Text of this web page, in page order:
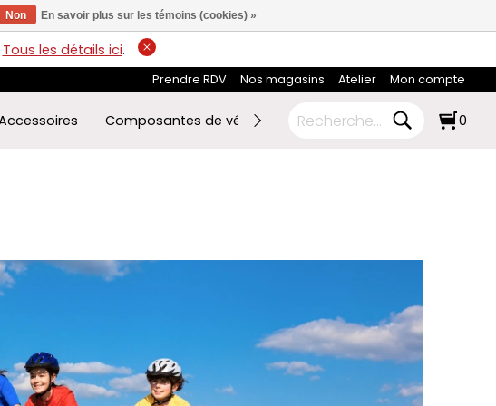
Tous les détails ici.
Prendre RDV Nos magasins Atelier Mon compte
Composantes de vélo Ski de fond RABAIS FIN DE
0
Non En savoir plus sur les témoins (cookies) »